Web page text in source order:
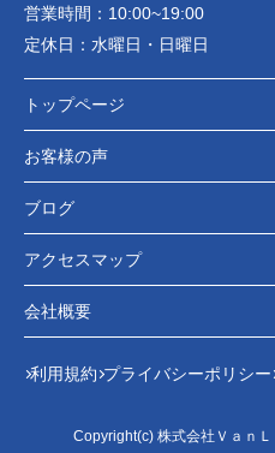
営業時間： 10:00~19:00
定休日： 水曜日・日曜日
トップページ
お客様の声
ブログ
アクセスマップ
会社概要
利用規約 プライバシーポリシー
Copyright(c) 株式会社Ｖａｎ